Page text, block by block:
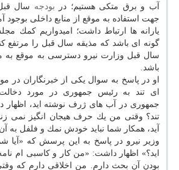
آب و برق متكی هستیم؛ در بودجه سال
جهت استفاده به موقع از منابع داخلی بوجود
یارانه ها ارتباط داشت؛ امیدواریم كمك
سال قبل وزارت نیرو دسترسی به موقع به
باشد.
او در پاسخ به سوال یكی از خبرنگاران در
ای تند به رئیس جمهوری در مورد
جمهوری در آب های ژرف نوشته اید،
تند؟ وقتی من یك حرف هیجان انگیز نمی
آید، همكار شما نباید خودش نمك و فلفل به
وزیر نیرو در پاسخ به این پرسش كه «آیا
اید؟» اظهار داشت: «من كار و كاسبی ام
بودن آن بحث دارم. من اخلاقی دارم كه